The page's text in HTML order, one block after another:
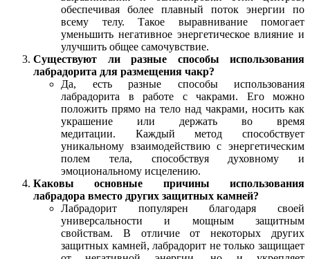
обеспечивая более плавный поток энергии по
всему телу. Такое выравнивание помогает
уменьшить негативное энергетическое влияние и
улучшить общее самочувствие.
Существуют ли разные способы использования
лабрадорита для размещения чакр?
Да, есть разные способы использования
лабрадорита в работе с чакрами. Его можно
положить прямо на тело над чакрами, носить как
украшение или держать во время
медитации. Каждый метод способствует
уникальному взаимодействию с энергетическим
полем тела, способствуя духовному и
эмоциональному исцелению.
Каковы основные причины использования
лабрадора вместо других защитных камней?
Лабрадорит популярен благодаря своей
универсальности и мощным защитным
свойствам. В отличие от некоторых других
защитных камней, лабрадорит не только защищает